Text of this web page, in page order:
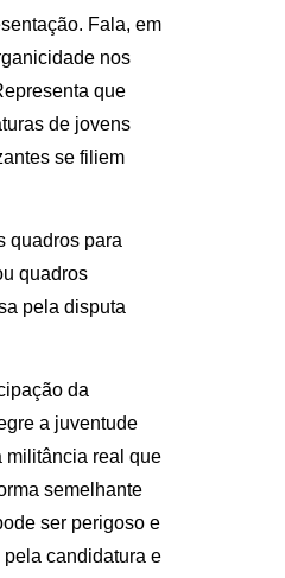
Fala, em
nos
que
de jovens
se filiem
quadros para
quadros
pela disputa
da
a juventude
militância real que
semelhante
ser perigoso e
pela candidatura e